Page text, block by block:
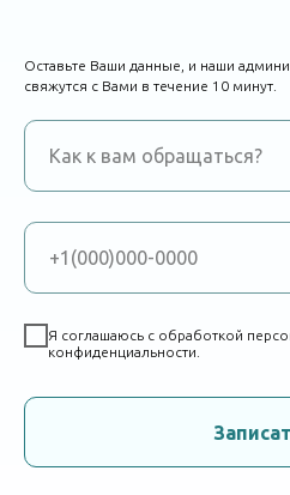
Оставьте Ваши данные, и наши
свяжутся с Вами в течение 10 минут.
Я соглашаюсь с обработкой
конфиденциальности.